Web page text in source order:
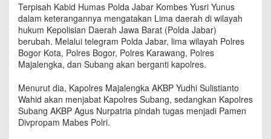
g
a
s
J
a
d
K
a
p
o
l
Terpisah Kabid Humas Polda Jabar Kombes Yusri Yunus
dalam keterangannya mengatakan Lima daerah di wilayah
hukum Kepolisian Daerah Jawa Barat (Polda Jabar)
berubah. Melalui telegram Polda Jabar, lima wilayah Polres
Bogor Kota, Polres Bogor, Polres Karawang, Polres
Majalengka, dan Subang akan berganti kapolres.
Menurut dia, Kapolres Majalengka AKBP Yudhi Sulistianto
Wahid akan menjabat Kapolres Subang, sedangkan Kapolres
Subang AKBP Agus Nurpatria pindah tugas menjadi Pamen
Divpropam Mabes Polri.